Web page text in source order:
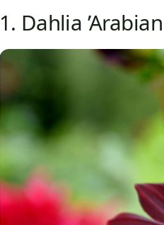
1. Dahlia